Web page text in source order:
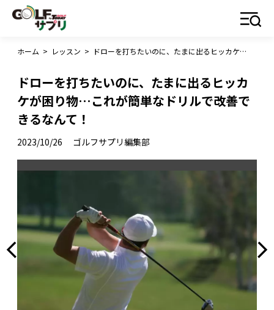
ホーム > レッスン > ドローを打ちたいのに、たまに出るヒッカケが困り物…これが簡単なドリルで改善できるなんて！
ドローを打ちたいのに、たまに出るヒッカ
ケが困り物…これが簡単なドリルで改善で
きるなんて！
2023/10/26 ゴルフサプリ編集部